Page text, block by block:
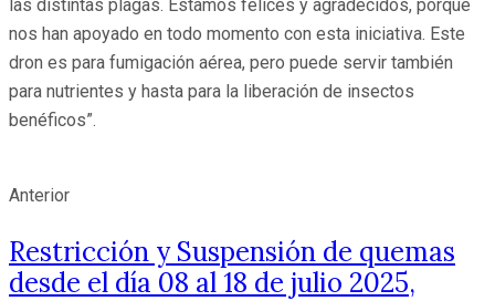
las distintas plagas. Estamos felices y agradecidos, porque
nos han apoyado en todo momento con esta iniciativa. Este
dron es para fumigación aérea, pero puede servir también
para nutrientes y hasta para la liberación de insectos
benéficos”.
Anterior
Restricción y Suspensión de quemas
desde el día 08 al 18 de julio 2025,